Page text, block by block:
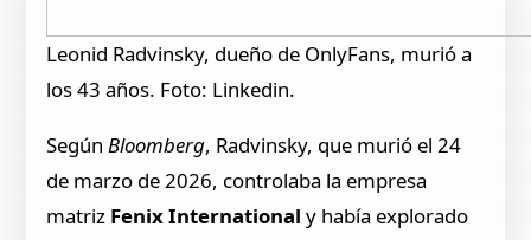
Leonid Radvinsky, dueño de OnlyFans, murió a
los 43 años. Foto: Linkedin.
SegúnBloomberg, Radvinsky, que murió el 24
de marzo de 2026, controlaba la empresa
matriz Fenix International y había explorado